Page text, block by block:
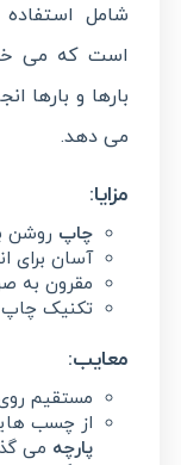
شامل
است که می
بارها و بارها
می دهد.
مزایا:
چاپ روشن
آسان برای
مقرون به
تکنیک چاپ
معایب:
مستقیم
از چسب
پارچه می